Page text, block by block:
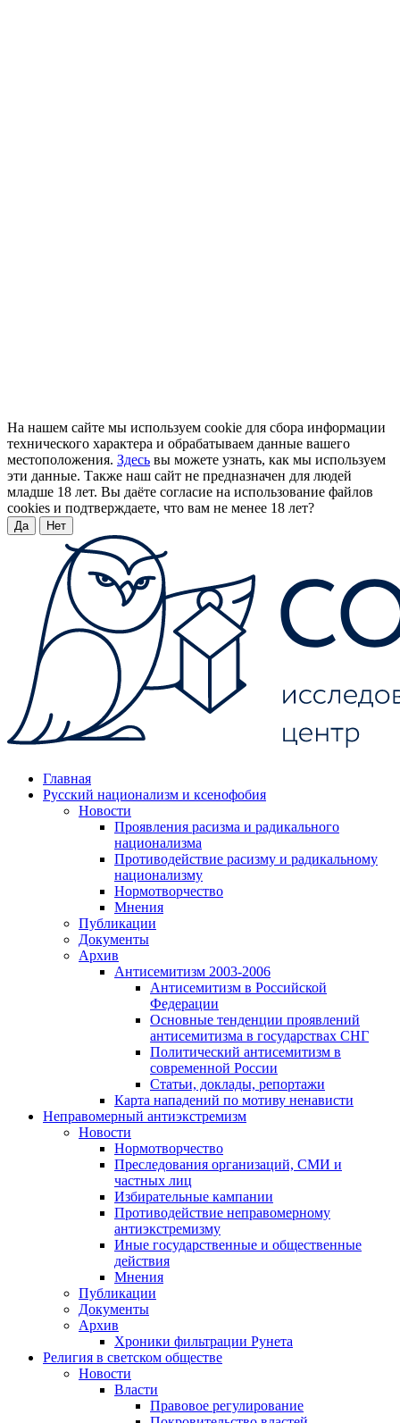
На нашем сайте мы используем cookie для сбора информации
технического характера и обрабатываем данные вашего
местоположения. Здесь вы можете узнать, как мы используем
эти данные. Также наш сайт не предназначен для людей
младше 18 лет. Вы даёте согласие на использование файлов
cookies и подтверждаете, что вам не менее 18 лет?
Да Нет
Главная
Русский национализм и ксенофобия
Новости
Проявления расизма и радикального
национализма
Противодействие расизму и радикальному
национализму
Нормотворчество
Мнения
Публикации
Документы
Архив
Антисемитизм 2003-2006
Антисемитизм в Российской
Федерации
Основные тенденции проявлений
антисемитизма в государствах СНГ
Политический антисемитизм в
современной России
Статьи, доклады, репортажи
Карта нападений по мотиву ненависти
Неправомерный антиэкстремизм
Новости
Нормотворчество
Преследования организаций, СМИ и
частных лиц
Избирательные кампании
Противодействие неправомерному
антиэкстремизму
Иные государственные и общественные
действия
Мнения
Публикации
Документы
Архив
Хроники фильтрации Рунета
Религия в светском обществе
Новости
Власти
Правовое регулирование